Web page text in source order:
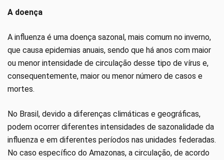
A doença
A influenza é uma doença sazonal, mais comum no inverno,
que causa epidemias anuais, sendo que há anos com maior
ou menor intensidade de circulação desse tipo de vírus e,
consequentemente, maior ou menor número de casos e
mortes.
No Brasil, devido a diferenças climáticas e geográficas,
podem ocorrer diferentes intensidades de sazonalidade da
influenza e em diferentes períodos nas unidades federadas.
No caso específico do Amazonas, a circulação, de acordo